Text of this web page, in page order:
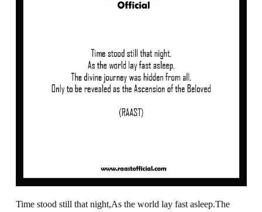
Time stood still that night,As the world lay fast asleep.The